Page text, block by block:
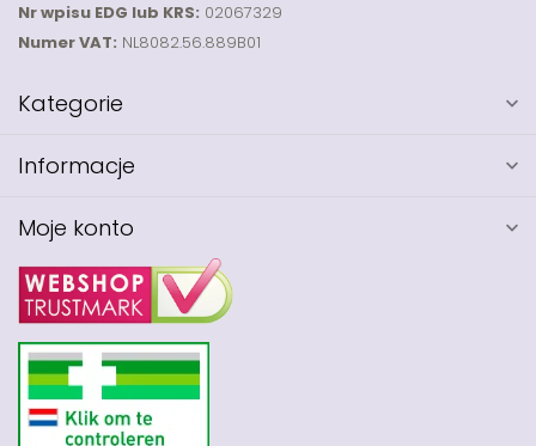
Nr wpisu EDG lub KRS: 02067329
Numer VAT: NL8082.56.889B01
Kategorie
Informacje
Moje konto